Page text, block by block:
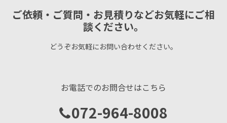
ご依頼・ご質問・お見積りなどお気軽にご相
談ください。
どうぞお気軽にお問い合わせください。
お電話でのお問合せはこちら
072-964-8008